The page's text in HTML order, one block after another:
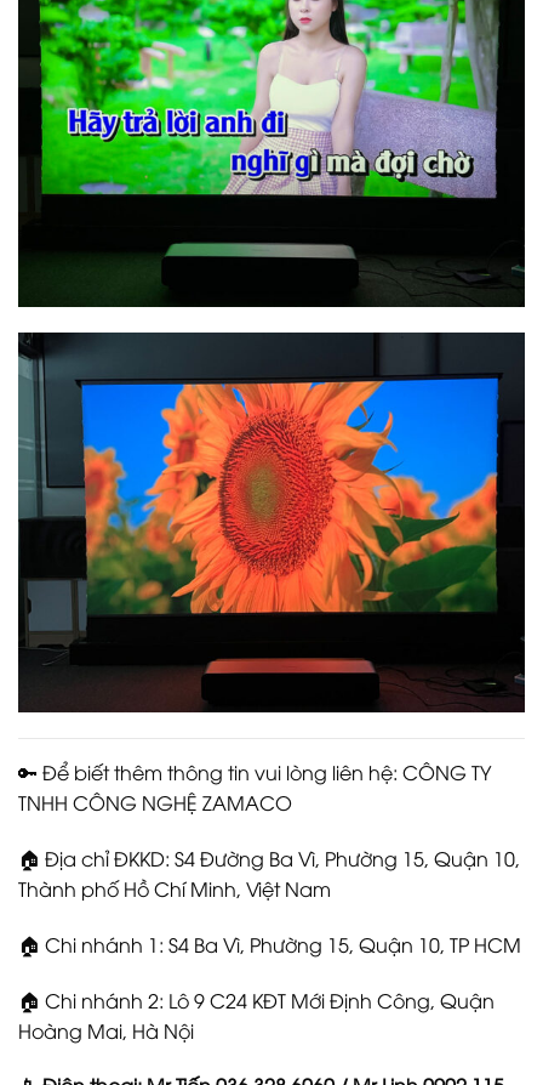
🔑 Để biết thêm thông tin vui lòng liên hệ: CÔNG TY
TNHH CÔNG NGHỆ ZAMACO
🏠 Địa chỉ ĐKKD: S4 Đường Ba Vì, Phường 15, Quận 10,
Thành phố Hồ Chí Minh, Việt Nam
🏠 Chi nhánh 1: S4 Ba Vì, Phường 15, Quận 10, TP HCM
🏠 Chi nhánh 2: Lô 9 C24 KĐT Mới Định Công, Quận
Hoàng Mai, Hà Nội